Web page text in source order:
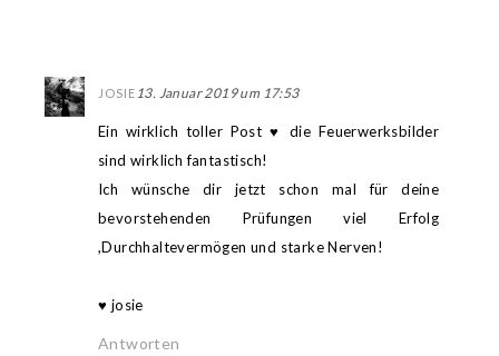
JOSIE 13. Januar 2019 um 17:53
Ein wirklich toller Post ♥ die Feuerwerksbilder
sind wirklich fantastisch!
Ich wünsche dir jetzt schon mal für deine
bevorstehenden Prüfungen viel Erfolg
,Durchhaltevermögen und starke Nerven!
♥ josie
Antworten